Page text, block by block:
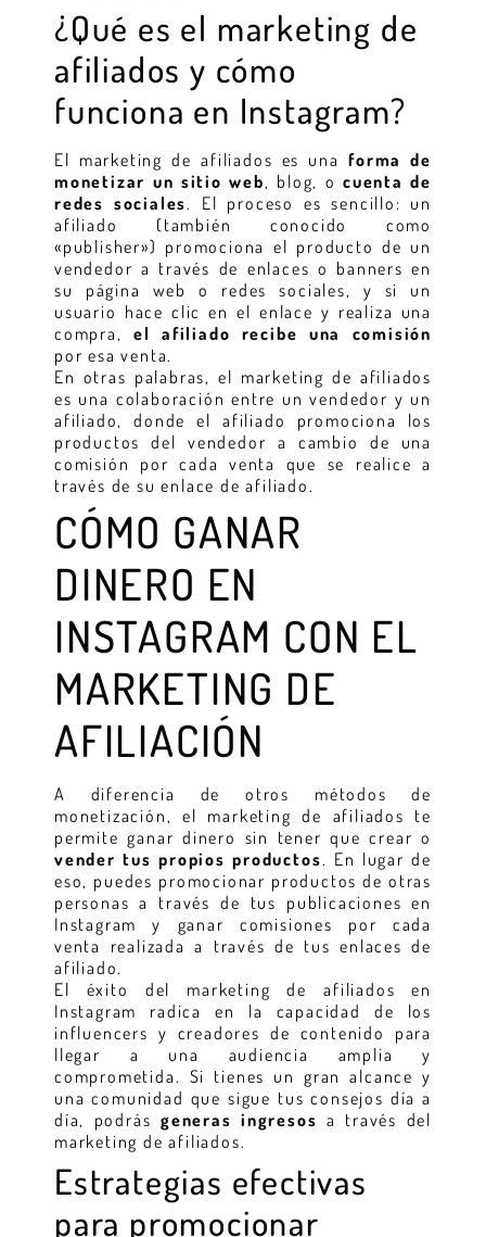
¿Qué es el marketing de
afiliados y cómo
funciona en Instagram?
El marketing de afiliados es unaforma de
monetizar un sitio web, blog, ocuenta de
redes sociales. El proceso es sencillo: un
afiliado (también conocido como
«publisher») promociona el producto de un
vendedor a través de enlaces o banners en
su página web o redes sociales, y si un
usuario hace clic en el enlace y realiza una
compra, el afiliado recibe una comisión
por esa venta.
En otras palabras, el marketing de afiliados
es una colaboración entre un vendedor y un
afiliado, donde el afiliado promociona los
productos del vendedor a cambio de una
comisión por cada venta que se realice a
través de su enlace de afiliado.
CÓMO GANAR
DINERO EN
INSTAGRAM CON EL
MARKETING DE
AFILIACIÓN
A diferencia de otros métodos de
monetización, el marketing de afiliados te
permite ganar dinero sin tener que crear o
vender tus propios productos. En lugar de
eso, puedes promocionar productos de otras
personas a través de tus publicaciones en
Instagram y ganar comisiones por cada
venta realizada a través de tus enlaces de
afiliado.
El éxito del marketing de afiliados en
Instagram radica en la capacidad de los
influencers y creadores de contenido para
llegar a una audiencia amplia y
comprometida. Si tienes un gran alcance y
una comunidad que sigue tus consejos día a
día, podrás generas ingresos a través del
marketing de afiliados.
Estrategias efectivas
para promocionar